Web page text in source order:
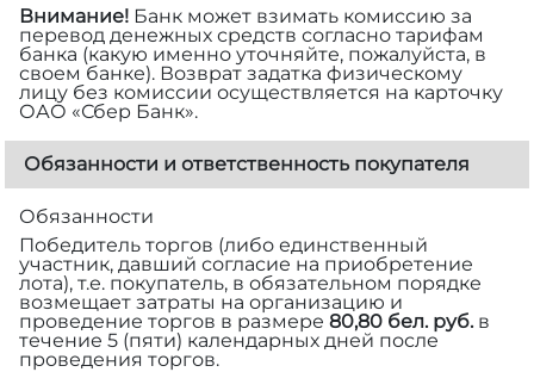
Внимание! Банк может взимать комиссию за
перевод денежных средств согласно тарифам
банка (какую именно уточняйте, пожалуйста, в
своем банке). Возврат задатка физическому
лицу без комиссии осуществляется на карточку
ОАО «Сбер Банк».
Обязанности и ответственность покупателя
Обязанности
Победитель торгов (либо единственный
участник, давший согласие на приобретение
лота), т.е. покупатель, в обязательном порядке
возмещает затраты на организацию и
проведение торгов в размере 80,80 бел. руб.в
течение 5 (пяти) календарных дней после
проведения торгов.